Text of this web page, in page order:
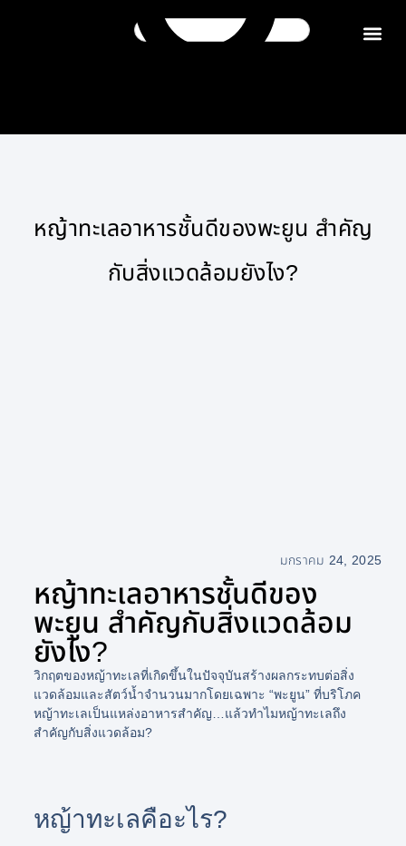
หญ้าทะเลอาหารชั้นดีของพะยูน สำคัญ
กับสิ่งแวดล้อมยังไง?
มกราคม 24, 2025
หญ้าทะเลอาหารชั้นดีของ
พะยูน สำคัญกับสิ่งแวดล้อม
ยังไง?
วิกฤตของหญ้าทะเลที่เกิดขึ้นในปัจจุบันสร้างผลกระทบต่อสิ่ง
แวดล้อมและสัตว์น้ำจำนวนมากโดยเฉพาะ “พะยูน” ที่บริโภค
หญ้าทะเลเป็นแหล่งอาหารสำคัญ…แล้วทำไมหญ้าทะเลถึง
สำคัญกับสิ่งแวดล้อม?
หญ้าทะเลคือะไร?